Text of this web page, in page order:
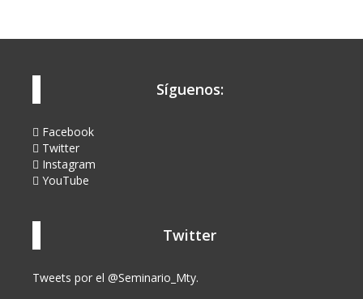
Síguenos:
Facebook
Twitter
Instagram
YouTube
Twitter
Tweets por el @Seminario_Mty.